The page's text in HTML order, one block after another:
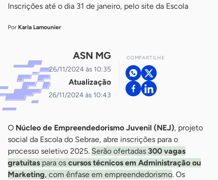
Inscrições até o dia 31 de janeiro, pelo site da Escola
Por Karla Lamounier
ASN MG
26/11/2024 às 10:35
Atualização
26/11/2024 às 10:43
COMPARTILHE
O Núcleo de Empreendedorismo Juvenil (NEJ), projeto
social da Escola do Sebrae, abre inscrições para o
processo seletivo 2025. Serão ofertadas 300 vagas
gratuitas para os cursos técnicos em Administração ou
Marketing, com ênfase em empreendedorismo. Os